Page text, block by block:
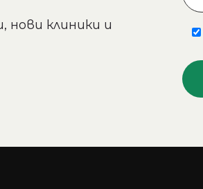
нови клиники и